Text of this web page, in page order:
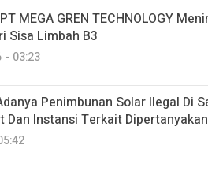
MEGA GREN TECHNOLOGY
Sisa Limbah B3
- 03:23
Penimbunan Solar Ilegal Di
Dan Instansi Terkait Dipertanyakan